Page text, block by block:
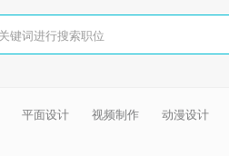
平面设计 视频制作
动漫设计